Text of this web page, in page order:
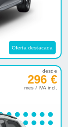
Oferta destacada
desde
296 €
mes / IVA incl.